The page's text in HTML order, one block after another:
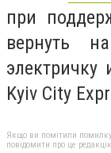
при
вернуть
электричку
Kyiv City
Якщо ви помітили помилку,
повідомити про це